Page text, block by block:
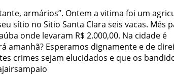
armários”. Ontem a vitima foi um
sítio no Sitio Santa Clara seis vacas. Mês
onde levaram R$ 2.000,00. Na cidade é
amanhã? Esperamos dignamente e de
crimes sejam elucidados e que os